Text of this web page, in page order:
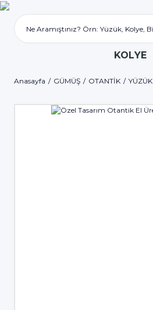
KOLYE
Anasayfa GÜMÜŞ OTANTİK YÜZÜK